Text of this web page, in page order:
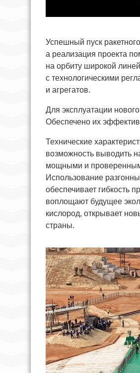
Успешный пуск
а реализация проекта
на орбиту широкой
с технологическими
и агрегатов.
Для эксплуатации
Обеспечено их
Технические
возможность выводить
мощными и
Использование
обеспечивает гибкость
воплощают будущее
кислород, открывает
страны.